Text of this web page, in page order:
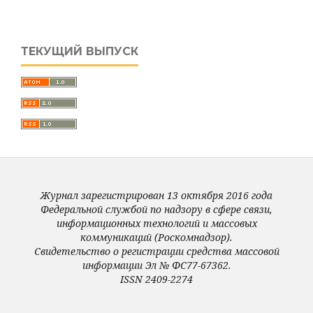
ТЕКУЩИЙ ВЫПУСК
Журнал зарегистрирован 13 октября 2016 года
Федеральной службой по надзору в сфере связи,
информационных технологий и массовых
коммуникаций (Роскомнадзор).
Свидетельство о регистрации средства массовой
информации Эл № ФС77-67362.
ISSN 2409-2274